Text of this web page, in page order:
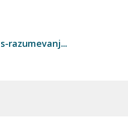
razumevanj...